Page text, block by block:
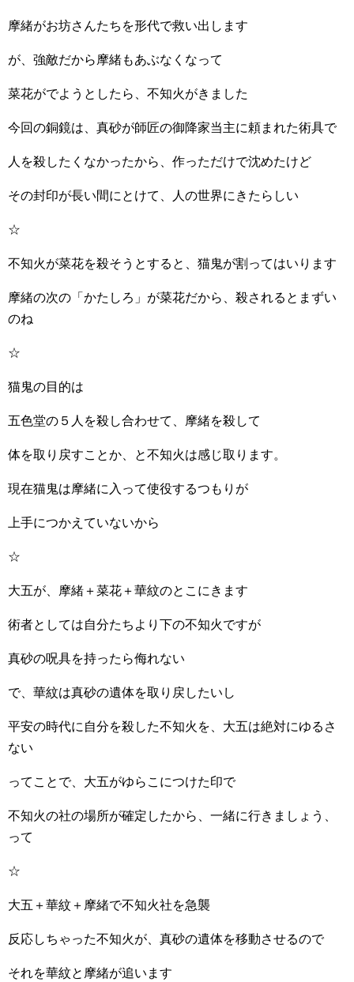
摩緒がお坊さんたちを形代で救い出します
が、強敵だから摩緒もあぶなくなって
菜花がでようとしたら、不知火がきました
今回の銅鏡は、真砂が師匠の御降家当主に頼まれた術具で
人を殺したくなかったから、作っただけで沈めたけど
その封印が長い間にとけて、人の世界にきたらしい
☆
不知火が菜花を殺そうとすると、猫鬼が割ってはいります
摩緒の次の「かたしろ」が菜花だから、殺されるとまずい
のね
☆
猫鬼の目的は
五色堂の５人を殺し合わせて、摩緒を殺して
体を取り戻すことか、と不知火は感じ取ります。
現在猫鬼は摩緒に入って使役するつもりが
上手につかえていないから
☆
大五が、摩緒＋菜花＋華紋のとこにきます
術者としては自分たちより下の不知火ですが
真砂の呪具を持ったら侮れない
で、華紋は真砂の遺体を取り戻したいし
平安の時代に自分を殺した不知火を、大五は絶対にゆるさ
ない
ってことで、大五がゆらこにつけた印で
不知火の社の場所が確定したから、一緒に行きましょう、
って
☆
大五＋華紋＋摩緒で不知火社を急襲
反応しちゃった不知火が、真砂の遺体を移動させるので
それを華紋と摩緒が追います